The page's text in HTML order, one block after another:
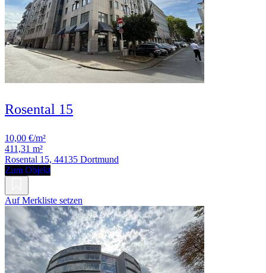
Rosental 15
10,00 €/m²
411,31 m²
Rosental 15, 44135 Dortmund
Zum Objekt
Auf Merkliste setzen